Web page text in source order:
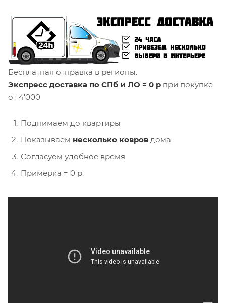
Бесплатная отправка в регионы.
Экспресс доставка по СПб и ЛО = 0 р при покупке
от 4'000
Поднимаем до квартиры
Показываем несколько ковров дома
Согласуем удобное время
Примерка = 0 р.